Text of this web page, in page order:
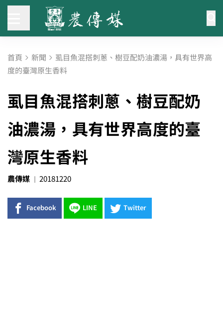
首頁 新聞 虱目魚混搭刺蔥、樹豆配奶油濃湯，具有世界高
度的臺灣原生香料
虱目魚混搭刺蔥、樹豆配奶
油濃湯，具有世界高度的臺
灣原生香料
農傳媒 20181220
Facebook LINE Twitter